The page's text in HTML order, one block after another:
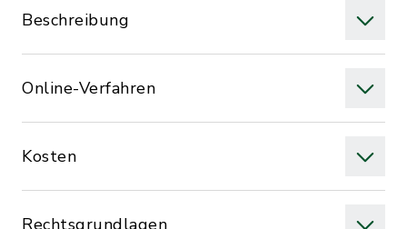
Beschreibung
Online-Verfahren
Kosten
Rechtsgrundlagen